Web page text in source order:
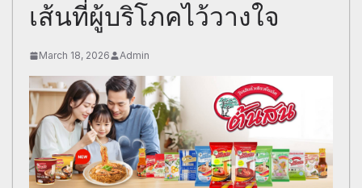
เส้นที่ผู้บริโภคไว้วางใจ
March 18, 2026 Admin